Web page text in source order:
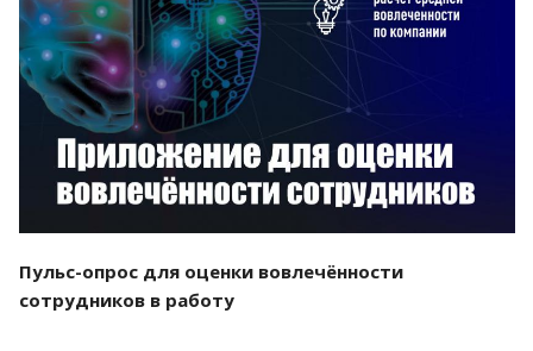
Смотреть проект
Пульс-опрос для оценки вовлечённости
сотрудников в работу